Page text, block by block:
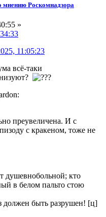
Роскомнадзора
»
11:05:23
всё-таки
преувеличена. И с
с кракеном, тоже не
душевнобольной; кто
в белом пальто стою
должен быть разрушен! [ц]